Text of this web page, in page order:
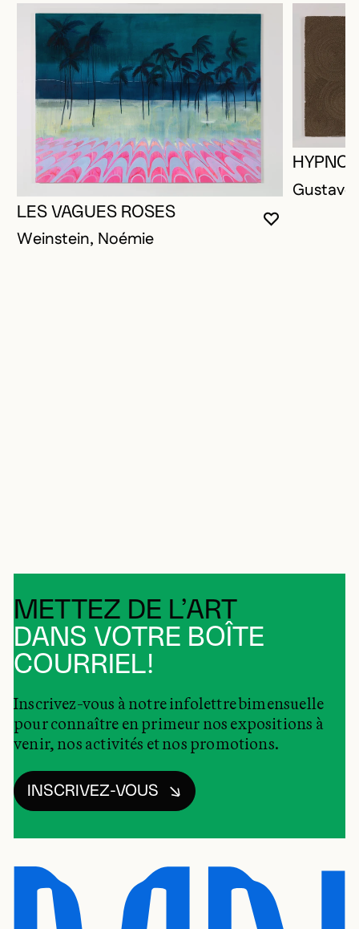
VOUS
FERMER
OUVRIR LA
LES VAGUES ROSES
Weinstein, Noémie
METTEZ DE L’ART
DANS VOTRE BOÎTE
COURRIEL!
Inscrivez-vous à notre infolettre bimensuelle
pour connaître en primeur nos expositions à
venir, nos activités et nos promotions.
INSCRIVEZ-VOUS